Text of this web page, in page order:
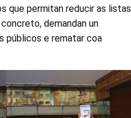
que permitan reducir as listas
demandan un
públicos e rematar coa